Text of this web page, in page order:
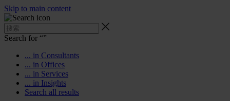
Skip to main content
Search for “”
... in Consultants
... in Offices
... in Services
... in Insights
Search all results